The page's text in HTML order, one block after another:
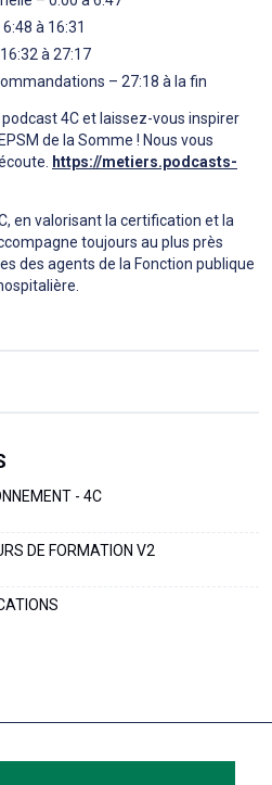
à 16:31
à 27:17
– 27:18 à la fin
4C et laissez-vous inspirer
de la Somme ! Nous vous
https://metiers.podcasts-
en valorisant la certification et la
toujours au plus près
des agents de la Fonction publique
- 4C
DE FORMATION V2